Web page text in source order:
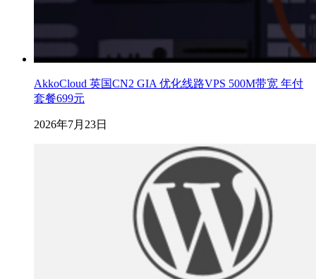
AkkoCloud 英国CN2 GIA 优化线路VPS 500M带宽 年付
套餐699元
2026年7月23日